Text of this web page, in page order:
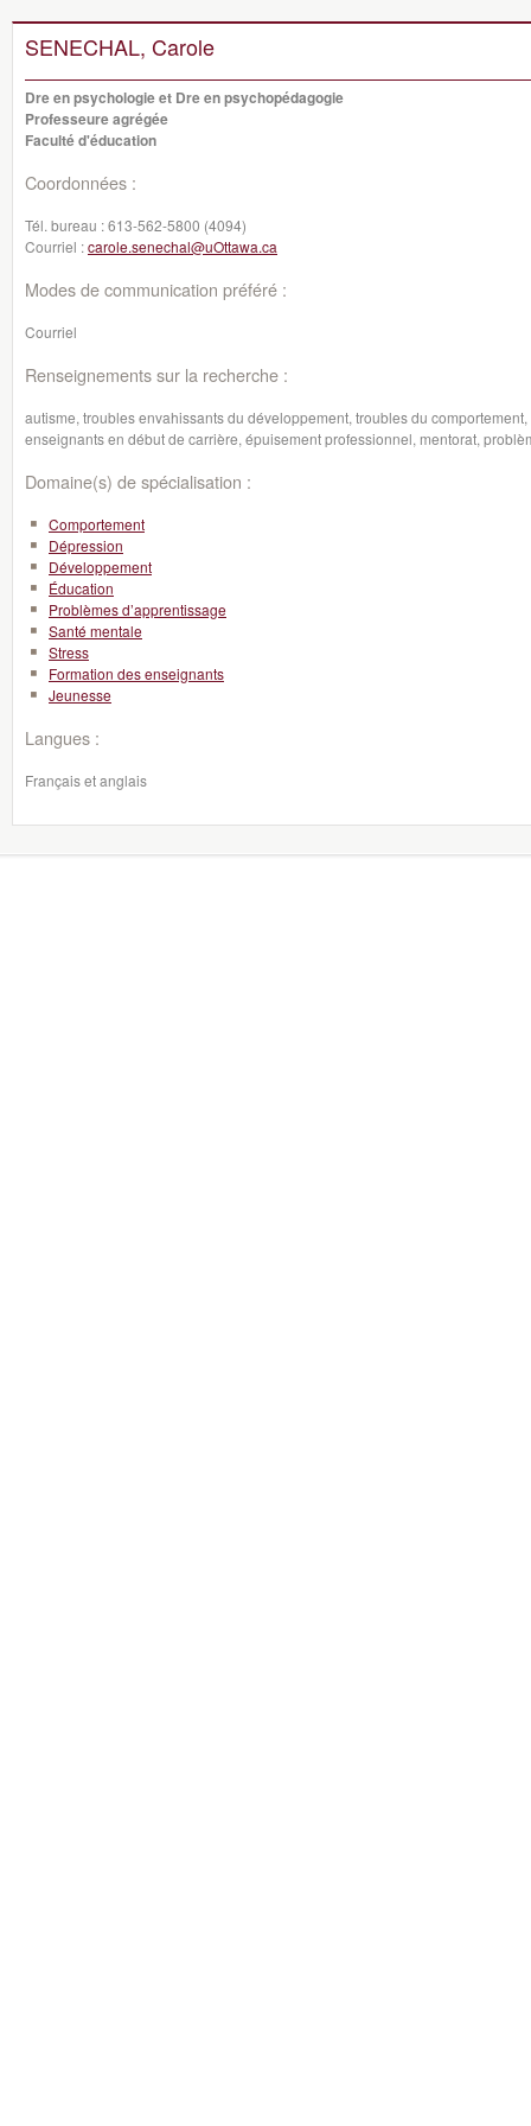
SENECHAL, Carole
Dre en psychologie et Dre en psychopédagogie
Professeure agrégée
Faculté d'éducation
Coordonnées :
Tél. bureau :613-562-5800 (4094)
Courriel :carole.senechal@uOttawa.ca
Modes de communication préféré :
Courriel
Renseignements sur la recherche :
autisme, troubles envahissants du développement, troubles du
enseignants en début de carrière, épuisement professionnel, mentorat,
Domaine(s) de spécialisation :
Comportement
Dépression
Développement
Éducation
Problèmes d’apprentissage
Santé mentale
Stress
Formation des enseignants
Jeunesse
Langues :
Français et anglais